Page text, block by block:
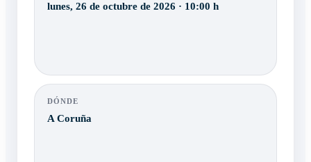
lunes, 26 de octubre de 2026 · 10:00 h
DÓNDE
A Coruña